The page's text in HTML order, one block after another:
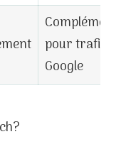
pour trafic
Google